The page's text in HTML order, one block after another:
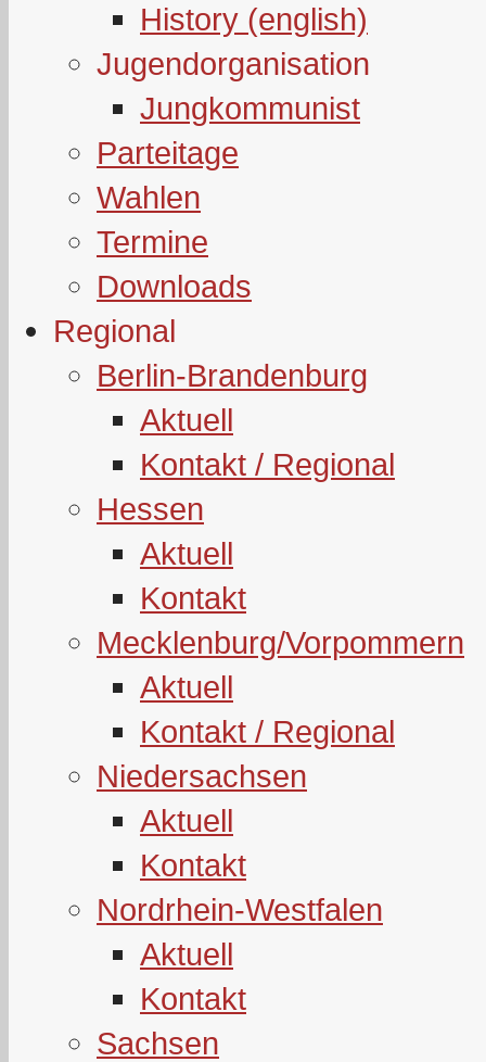
History (english)
Jugendorganisation
Jungkommunist
Parteitage
Wahlen
Termine
Downloads
Regional
Berlin-Brandenburg
Aktuell
Kontakt / Regional
Hessen
Aktuell
Kontakt
Mecklenburg/Vorpommern
Aktuell
Kontakt / Regional
Niedersachsen
Aktuell
Kontakt
Nordrhein-Westfalen
Aktuell
Kontakt
Sachsen